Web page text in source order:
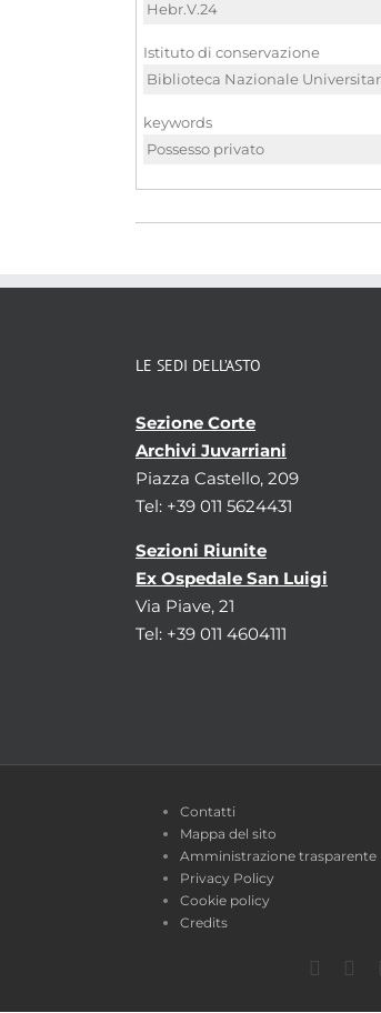
Hebr.V.24
Istituto di conservazione
Biblioteca Nazionale
keywords
Possesso privato
LE SEDI DELL’ASTO
Sezione Corte
Archivi Juvarriani
Piazza Castello, 209
Tel: +39 011 5624431
Sezioni Riunite
Ex Ospedale San Luigi
Via Piave, 21
Tel: +39 011 4604111
Contatti
Mappa del sito
Amministrazione trasparente
Privacy Policy
Cookie policy
Credits